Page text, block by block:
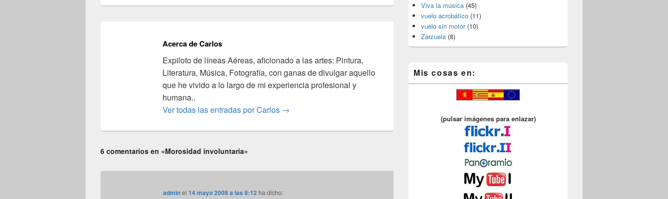
Acerca de Carlos
Expiloto de líneas Aéreas, aficionado a las artes: Pintura,
Literatura, Música, Fotografía, con ganas de divulgar aquello
que he vivido a lo largo de mi experiencia profesional y
humana..
Ver todas las entradas por Carlos →
6 comentarios en «Morosidad involuntaria»
adminel14 mayo 2008 a las 8:12 ha dicho:
Viva la música (45)
vuelo acrobático (11)
vuelo sin motor(10)
Zarzuela (8)
Mis cosas en:
(pulsar imágenes para enlazar)